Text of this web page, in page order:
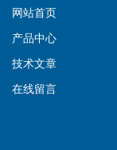
网站首页
产品中心
技术文章
在线留言